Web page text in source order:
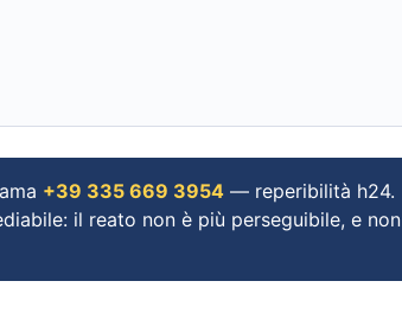
+39 335 669 3954 — reperibilità h24.
il reato non è più perseguibile, e non